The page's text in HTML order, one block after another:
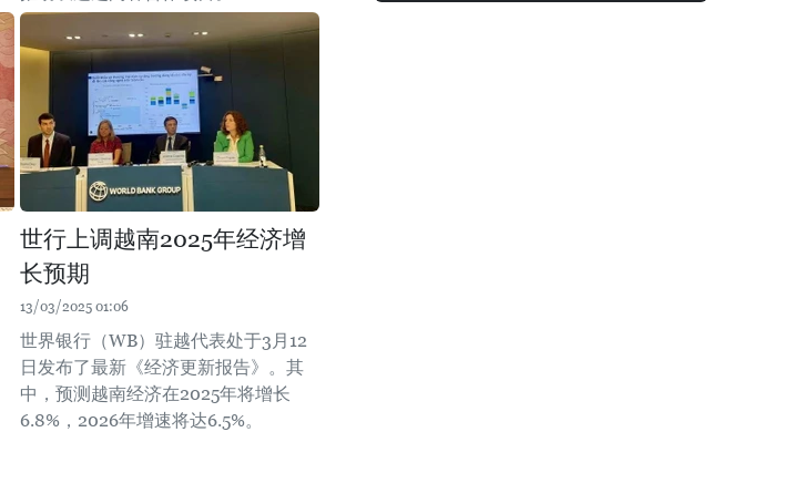
世行上调越南2025年经济增
长预期
13/03/2025 01:06
世界银行（WB）驻越代表处于3月12
日发布了最新《经济更新报告》。其
中，预测越南经济在2025年将增长
6.8%，2026年增速将达6.5%。